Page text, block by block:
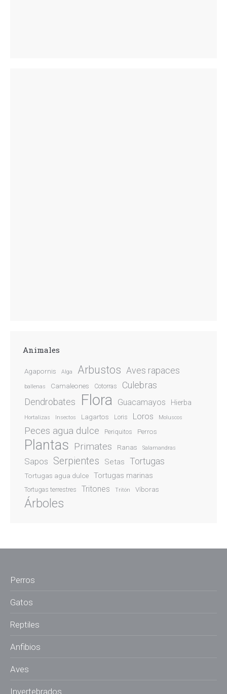
Animales
Agapornis Alga Arbustos Aves rapaces
ballenas Camaleones Cotorras Culebras
Dendrobates Flora Guacamayos Hierba
Hortalizas Insectos Lagartos Loris Loros Moluscos
Peces agua dulce Periquitos Perros
Plantas Primates Ranas Salamandras
Sapos Serpientes Setas Tortugas
Tortugas agua dulce Tortugas marinas
Tortugas terrestres Tritones Tritón Víboras
Árboles
Perros
Gatos
Reptiles
Anfibios
Aves
Invertebrados